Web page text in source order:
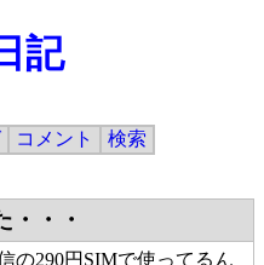
記
コメント
検索
・・・
の290円SIMで使ってるん